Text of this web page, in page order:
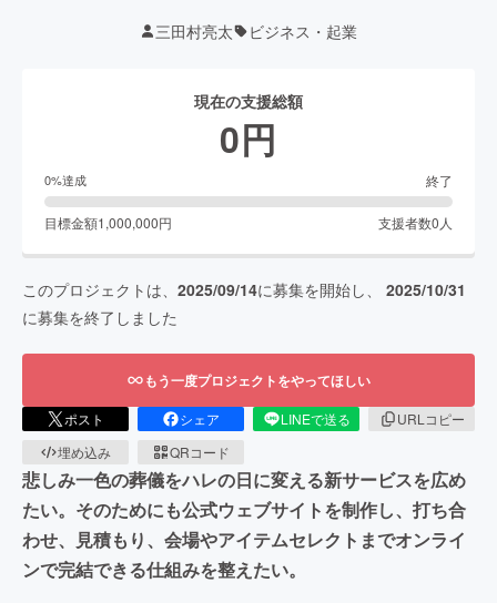
三田村亮太 ビジネス・起業
現在の支援総額
0円
0%達成 終了
目標金額1,000,000円 支援者数0 人
このプロジェクトは、 2025/09/14に募集を開始し、 2025/10/31
に募集を終了しました
もう一度プロジェクトをやってほしい
ポスト シェア LINEで送る
URLコピー
埋め込み
QRコード
悲しみ一色の葬儀をハレの日に変える新サービスを広め
たい。そのためにも公式ウェブサイトを制作し、打ち合
わせ、見積もり、会場やアイテムセレクトまでオンライ
ンで完結できる仕組みを整えたい。